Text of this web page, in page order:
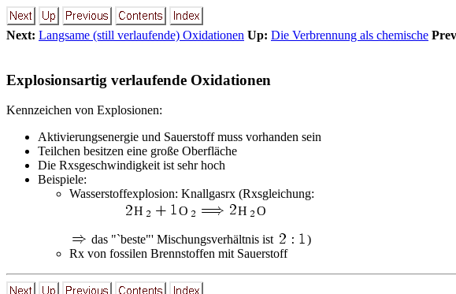
Next: Langsame (still verlaufende) Oxidationen Up: Die Verbrennung als chemische
Explosionsartig verlaufende Oxidationen
Kennzeichen von Explosionen:
Aktivierungsenergie und Sauerstoff muss vorhanden sein
Teilchen besitzen eine große Oberfläche
Die Rxsgeschwindigkeit ist sehr hoch
Beispiele:
Wasserstoffexplosion: Knallgasrx (Rxsgleichung:
H O H O
das "`beste"' Mischungsverhältnis ist
)
Rx von fossilen Brennstoffen mit Sauerstoff